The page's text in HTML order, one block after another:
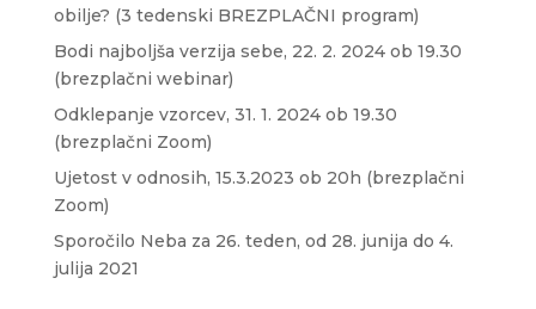
obilje? (3 tedenski BREZPLAČNI program)
Bodi najboljša verzija sebe, 22. 2. 2024 ob 19.30
(brezplačni webinar)
Odklepanje vzorcev, 31. 1. 2024 ob 19.30
(brezplačni Zoom)
Ujetost v odnosih, 15.3.2023 ob 20h (brezplačni
Zoom)
Sporočilo Neba za 26. teden, od 28. junija do 4.
julija 2021